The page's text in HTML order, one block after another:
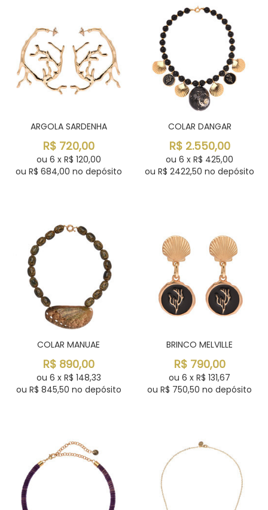
ARGOLA SARDENHA
R$ 720,00
ou 6 x R$ 120,00
ou R$ 684,00 no depósito
COLAR DANGAR
R$ 2.550,00
ou 6 x R$ 425,00
ou R$ 2422,50 no depósito
COLAR MANUAE
R$ 890,00
ou 6 x R$ 148,33
ou R$ 845,50 no depósito
BRINCO MELVILLE
R$ 790,00
ou 6 x R$ 131,67
ou R$ 750,50 no depósito